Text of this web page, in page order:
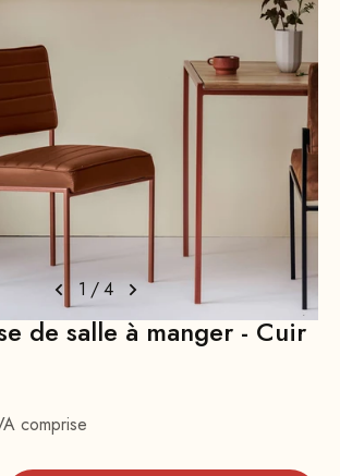
1 /4
de salle à manger - Cuir
comprise